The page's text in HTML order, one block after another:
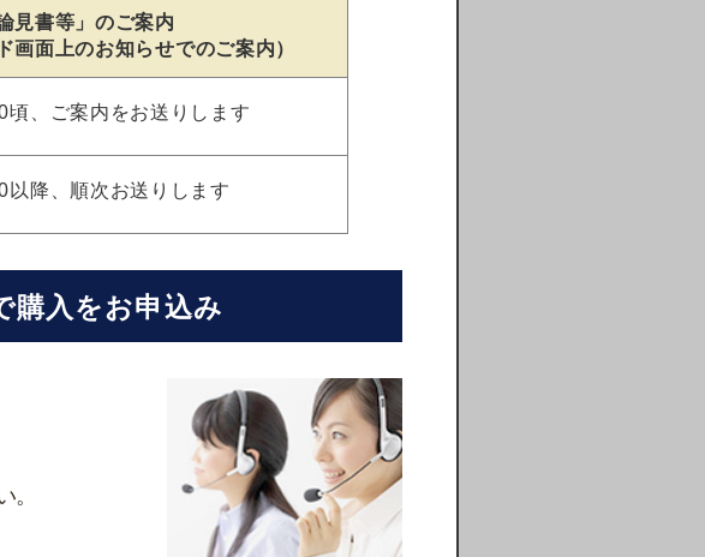
見書等」のご案内
画面上のお知らせでのご案内）
頃、ご案内をお送りします
以降、順次お送りします
購入をお申込み